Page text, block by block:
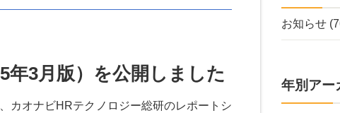
年3月版）を公開しました
カオナビHRテクノロジー総研のレポートシ
お知らせ
年別アー